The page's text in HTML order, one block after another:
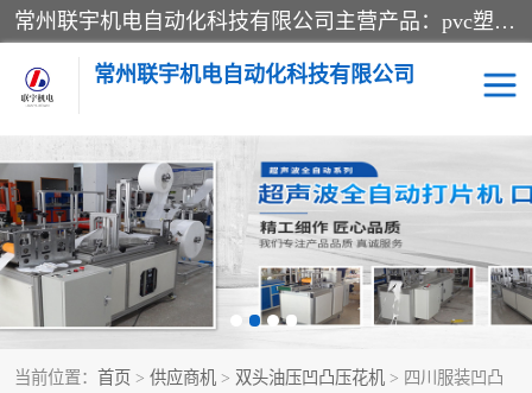
常州联宇机电自动化科技有限公司主营产品：pvc塑料焊机、高频热合机、软膜天花压边机、服装布料凹凸压花机、布料3d压印设备、服装植胶设备、超声波布料花边机、无纺布热合机、全自动压花机。
常州联宇机电自动化科技有限公司
当前位置： 首页 > 供应商机 > 双头油压凹凸压花机 > 四川服装凹凸
压花定型机以及压花模具 超声波热合机
高频热合机 超声波花边机
超声波复合压花机 凹凸压花机压标机
3040凹凸压花机 双头服装凹凸压花机